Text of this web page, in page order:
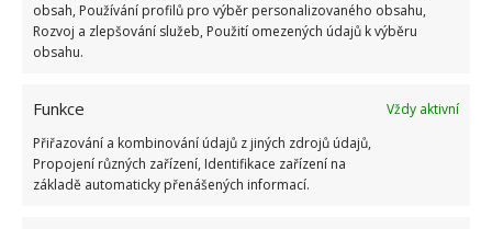
obsah, Používání profilů pro výběr personalizovaného obsahu,
Rozvoj a zlepšování služeb, Použití omezených údajů k výběru
obsahu.
Funkce
Vždy aktivní
Přiřazování a kombinování údajů z jiných zdrojů údajů,
Propojení různých zařízení, Identifikace zařízení na
základě automaticky přenášených informací.
Retro kvíz o oblíbených autech v dobách
socialismu: Tehdejší řidiči musí získat 10 z 10